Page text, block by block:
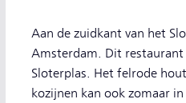
Aan de zuidkant van het
Amsterdam. Dit restaurant
Sloterplas. Het felrode
kozijnen kan ook zomaar